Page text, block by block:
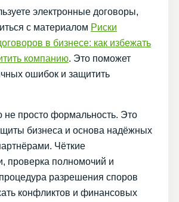
электронные договоры,
с материалом Риски
в бизнесе: как избежать
компанию. Это поможет
ошибок и защитить
не просто формальность. Это
бизнеса и основа надёжных
Чёткие
проверка полномочий и
разрешения споров
конфликтов и финансовых